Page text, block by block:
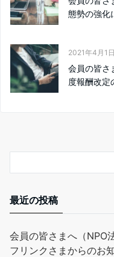
態勢の強化
2021年4月1日
会員の皆さ
度報酬改定
最近の投稿
会員の皆さまへ（NPO
フリンクさまからのお知